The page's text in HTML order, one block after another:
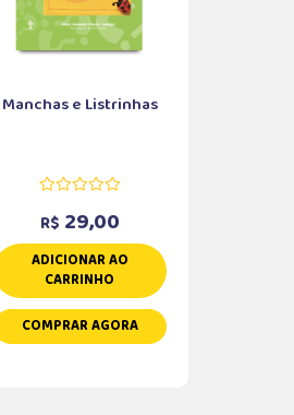
Manchas e Listrinhas
R$ 29,00
ADICIONAR AO
CARRINHO
COMPRAR AGORA